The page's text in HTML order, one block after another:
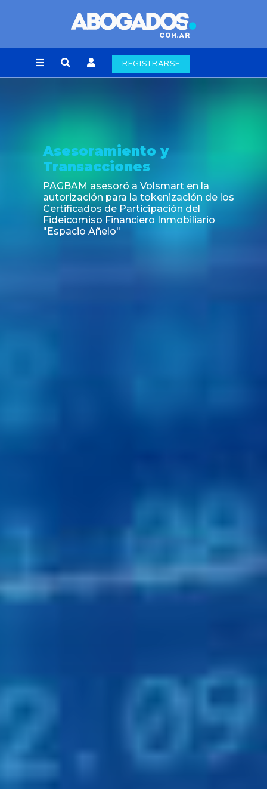
REGISTRARSE
Asesoramiento y
Transacciones
PAGBAM asesoró a Volsmart en la
autorización para la tokenización de los
Certificados de Participación del
Fideicomiso Financiero Inmobiliario
"Espacio Añelo"